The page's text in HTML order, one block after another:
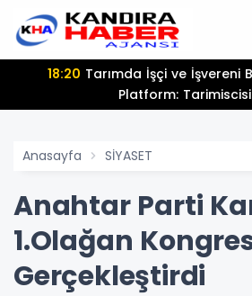
18:20
Platform:
Anasayfa SİYASET
Anahtar Parti
1.Olağan
Gerçekleştirdi